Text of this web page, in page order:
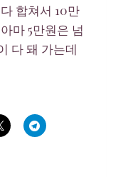
합쳐서 10만
마 5만원은 넘
다 돼 가는데